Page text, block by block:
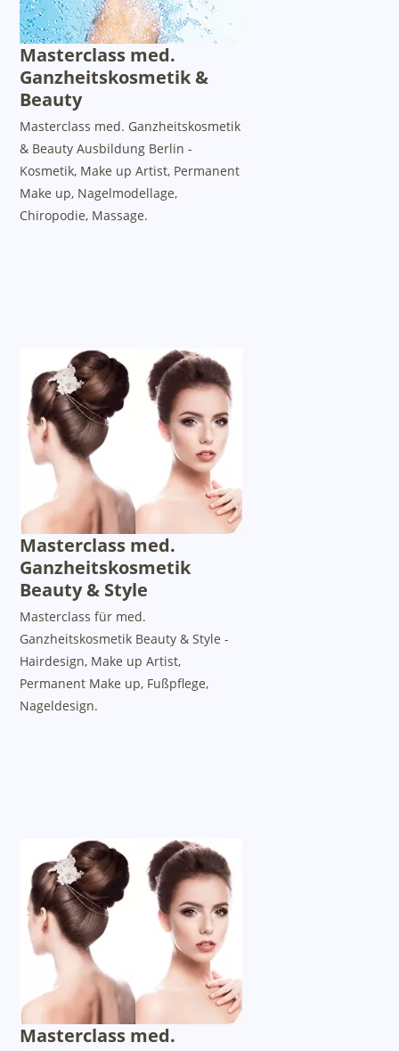
Masterclass med.
Ganzheitskosmetik &
Beauty
Masterclass med. Ganzheitskosmetik
& Beauty Ausbildung Berlin -
Kosmetik, Make up Artist, Permanent
Make up, Nagelmodellage,
Chiropodie, Massage.
Masterclass med.
Ganzheitskosmetik
Beauty & Style
Masterclass für med.
Ganzheitskosmetik Beauty & Style -
Hairdesign, Make up Artist,
Permanent Make up, Fußpflege,
Nageldesign.
Masterclass med.